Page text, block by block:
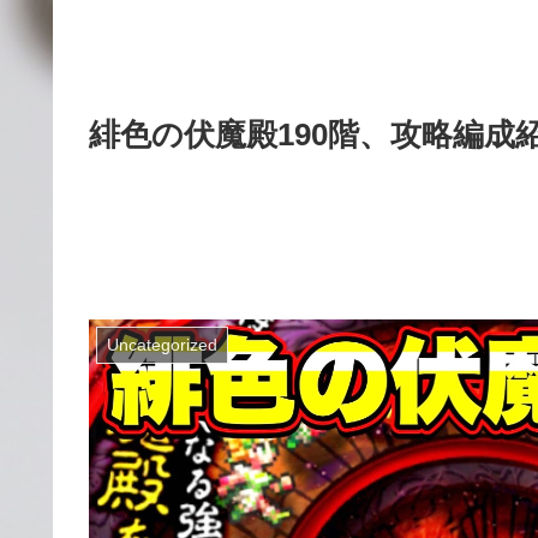
緋色の伏魔殿190階、攻略編成
Uncategorized